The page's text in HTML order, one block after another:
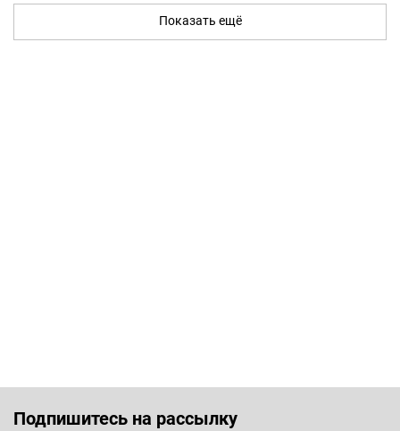
Показать ещё
Подпишитесь на рассылку